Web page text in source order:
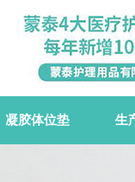
凝胶体位垫 生